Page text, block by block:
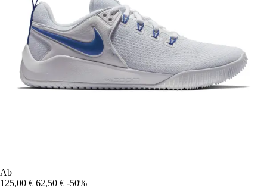
Ab
125,00 € 62,50 € -50%